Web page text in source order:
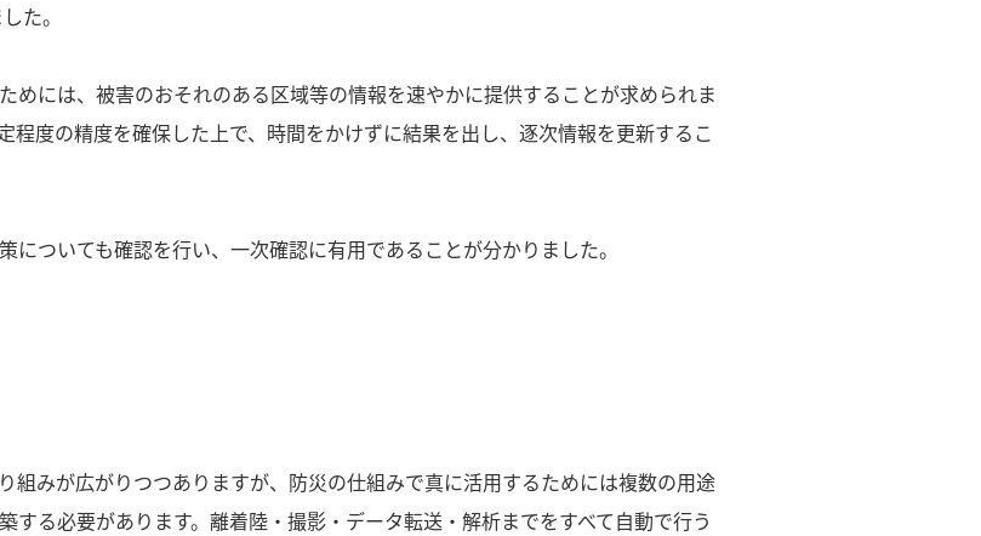
た。
めには、被害のおそれのある区域等の情報を速やかに提供することが求められま
程度の精度を確保した上で、時間をかけずに結果を出し、逐次情報を更新するこ
ついても確認を行い、一次確認に有用であることが分かりました。
組みが広がりつつありますが、防災の仕組みで真に活用するためには複数の用途
する必要があります。離着陸・撮影・データ転送・解析までをすべて自動で行う